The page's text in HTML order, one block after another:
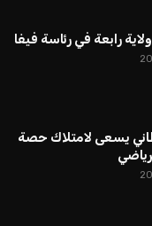
رابعة في رئاسة فيفا
يسعى لامتلاك حصة